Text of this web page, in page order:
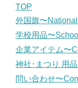
TOP
外国旗〜
学校用品〜
企業アイテム〜
神社･まつり 用
問い合わせ〜